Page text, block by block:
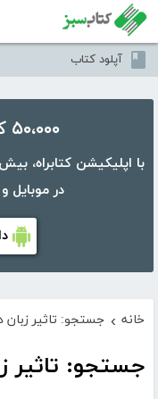
آپلود کتاب
۵۰،۰۰۰ کتاب در موبایل شما
در موبایل
خانه › جستجو: تاثیر
جستجو: تاثیر